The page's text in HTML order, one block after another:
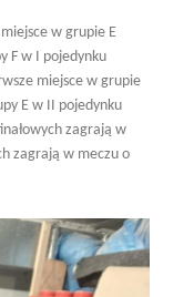
w grupie E
F w I pojedynku
miejsce w grupie
E w II pojedynku
zagrają w
zagrają w meczu o